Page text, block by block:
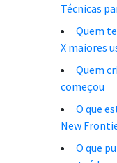
Técnicas
Quem
X maiores
Quem
começou
O que
New
O que